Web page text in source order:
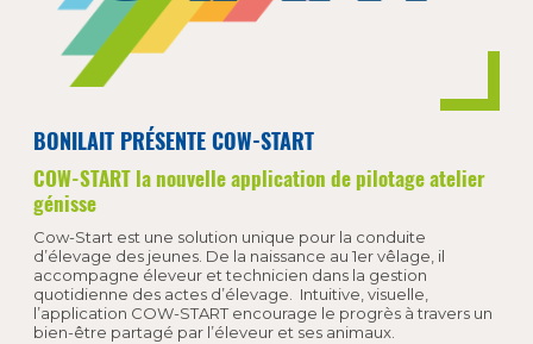
BONILAIT PRÉSENTE COW-START
COW-START la nouvelle application de pilotage atelier
génisse
Cow-Start est une solution unique pour la conduite
d’élevage des jeunes. De la naissance au 1er vêlage, il
accompagne éleveur et technicien dans la gestion
quotidienne des actes d’élevage. Intuitive, visuelle,
l’application COW-START encourage le progrès à travers un
bien-être partagé par l’éleveur et ses animaux.